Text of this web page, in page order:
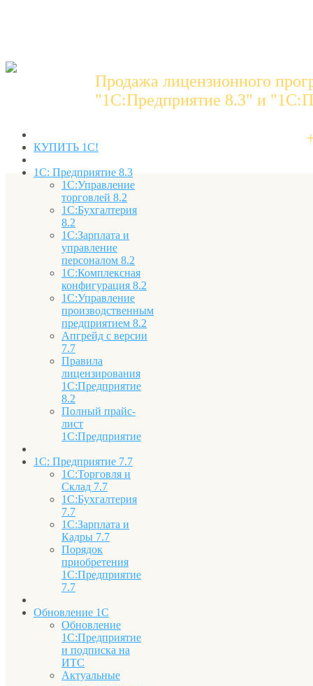
Продажа лицензионного
"1C:Предприятие 8.3" и
КУПИТЬ 1С!
1С: Предприятие 8.3
1С:Управление
торговлей 8.2
1С:Бухгалтерия
8.2
1С:Зарплата и
управление
персоналом 8.2
1С:Комплексная
конфигурация 8.2
1С:Управление
производственным
предприятием 8.2
Апгрейд с версии
7.7
Правила
лицензирования
1С:Предприятие
8.2
Полный прайс-
лист
1С:Предприятие
1С: Предприятие 7.7
1С:Торговля и
Склад 7.7
1С:Бухгалтерия
7.7
1С:Зарплата и
Кадры 7.7
Порядок
приобретения
1С:Предприятие
7.7
Обновление 1С
Обновление
1С:Предприятие
и подписка на
ИТС
Актуальные